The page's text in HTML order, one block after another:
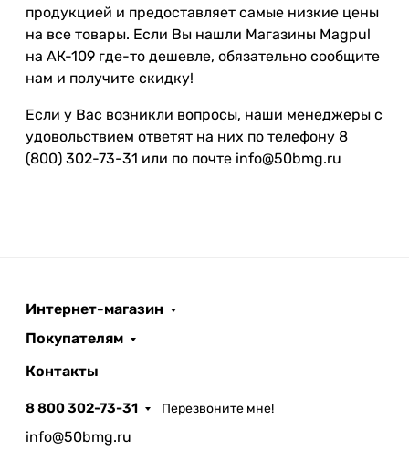
продукцией и предоставляет самые низкие цены
на все товары. Если Вы нашли Магазины Magpul
на АК-109 где-то дешевле, обязательно сообщите
нам и получите скидку!
Если у Вас возникли вопросы, наши менеджеры с
удовольствием ответят на них по телефону 8
(800) 302-73-31 или по почте info@50bmg.ru
Интернет-магазин
Покупателям
Контакты
8 800 302-73-31 Перезвоните мне!
info@50bmg.ru